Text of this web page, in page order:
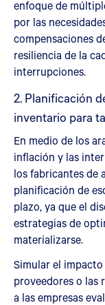
enfoque de
por las
compensaciones
resiliencia de la
interrupciones.
2. Planificación
inventario para
En medio de los
inflación y las
los fabricantes de
planificación de
plazo, ya que el
estrategias de
materializarse.
Simular el
proveedores o las
a las empresas